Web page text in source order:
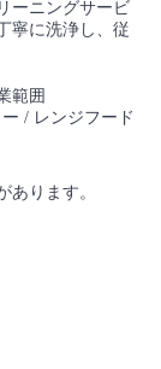
ーニングサービ
寧に洗浄し、従
範囲
/ レンジフード
ります。